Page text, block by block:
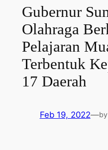
Gubernur
Olahraga
Pelajaran
Terbentuk
17 Daerah
Feb 19, 2022—by